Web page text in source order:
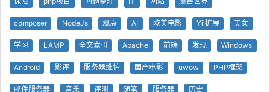
composer NodeJs 观点 AI 欧美电影 Yii扩展 美女
学习 LAMP 全文索引 Apache 前端 发现 Windows
Android 影评 服务器维护 国产电影 uwow PHP框架
邮件服务器 音乐 评测 随笔 服务器 历史